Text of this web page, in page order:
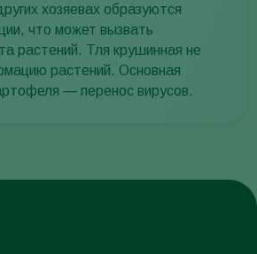
хозяевах образуются
что может вызвать
растений. Тля крушинная не
растений. Основная
— перенос вирусов.